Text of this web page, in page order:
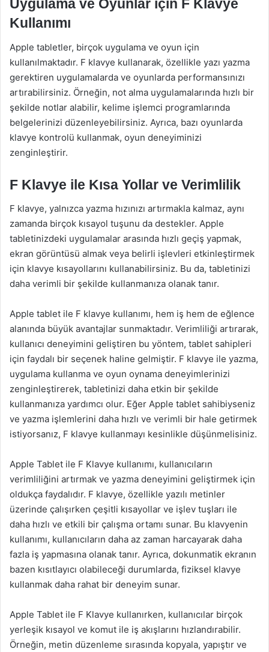
Uygulama ve Oyunlar için F Klavye
Kullanımı
Apple tabletler, birçok uygulama ve oyun için
kullanılmaktadır. F klavye kullanarak, özellikle yazı yazma
gerektiren uygulamalarda ve oyunlarda performansınızı
artırabilirsiniz. Örneğin, not alma uygulamalarında hızlı bir
şekilde notlar alabilir, kelime işlemci programlarında
belgelerinizi düzenleyebilirsiniz. Ayrıca, bazı oyunlarda
klavye kontrolü kullanmak, oyun deneyiminizi
zenginleştirir.
F Klavye ile Kısa Yollar ve Verimlilik
F klavye, yalnızca yazma hızınızı artırmakla kalmaz, aynı
zamanda birçok kısayol tuşunu da destekler. Apple
tabletinizdeki uygulamalar arasında hızlı geçiş yapmak,
ekran görüntüsü almak veya belirli işlevleri etkinleştirmek
için klavye kısayollarını kullanabilirsiniz. Bu da, tabletinizi
daha verimli bir şekilde kullanmanıza olanak tanır.
Apple tablet ile F klavye kullanımı, hem iş hem de eğlence
alanında büyük avantajlar sunmaktadır. Verimliliği artırarak,
kullanıcı deneyimini geliştiren bu yöntem, tablet sahipleri
için faydalı bir seçenek haline gelmiştir. F klavye ile yazma,
uygulama kullanma ve oyun oynama deneyimlerinizi
zenginleştirerek, tabletinizi daha etkin bir şekilde
kullanmanıza yardımcı olur. Eğer Apple tablet sahibiyseniz
ve yazma işlemlerini daha hızlı ve verimli bir hale getirmek
istiyorsanız, F klavye kullanmayı kesinlikle düşünmelisiniz.
Apple Tablet ile F Klavye kullanımı, kullanıcıların
verimliliğini artırmak ve yazma deneyimini geliştirmek için
oldukça faydalıdır. F klavye, özellikle yazılı metinler
üzerinde çalışırken çeşitli kısayollar ve işlev tuşları ile
daha hızlı ve etkili bir çalışma ortamı sunar. Bu klavyenin
kullanımı, kullanıcıların daha az zaman harcayarak daha
fazla iş yapmasına olanak tanır. Ayrıca, dokunmatik ekranın
bazen kısıtlayıcı olabileceği durumlarda, fiziksel klavye
kullanmak daha rahat bir deneyim sunar.
Apple Tablet ile F Klavye kullanırken, kullanıcılar birçok
yerleşik kısayol ve komut ile iş akışlarını hızlandırabilir.
Örneğin, metin düzenleme sırasında kopyala, yapıştır ve